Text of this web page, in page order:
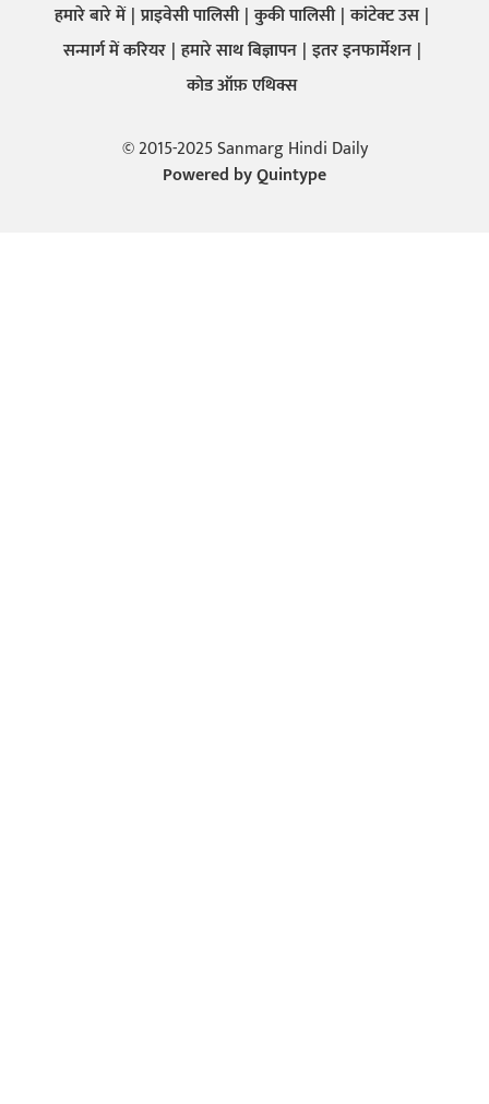
हमारे बारे में प्राइवेसी पालिसी कुकी पालिसी कांटेक्ट उस
सन्मार्ग में करियर हमारे साथ बिज्ञापन इतर इनफार्मेशन
कोड ऑफ़ एथिक्स
© 2015-2025 Sanmarg Hindi Daily
Powered byQuintype